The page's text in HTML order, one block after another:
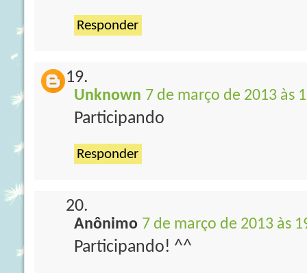
Responder
Unknown 7 de março de 2013 às
Participando
Responder
Anônimo 7 de março de 2013 às
Participando! ^^